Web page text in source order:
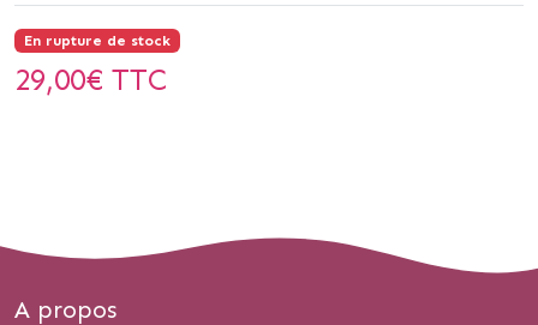
En rupture de stock
29,00€ TTC
A propos